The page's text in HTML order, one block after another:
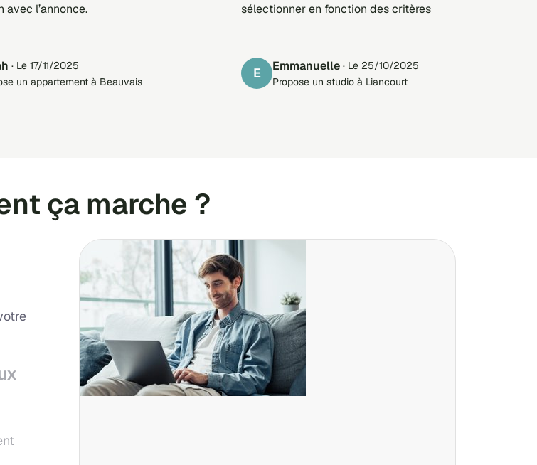
avec l’annonce.
· Le 17/11/2025
un appartement à Beauvais
sélectionner en fonction des critères
E emmanuelle · Le 25/10/2025
Propose un studio à Liancourt
ça marche ?